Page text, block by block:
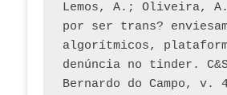
Lemos, A.; Oliveira,
por ser trans?
algorítmicos,
denúncia no tinder.
Bernardo do Campo, v.